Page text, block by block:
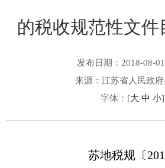
的税收规范性文件
发布日期：2018-08-
来源：江苏省人民政
字体：[大 中 小]
苏地税规〔